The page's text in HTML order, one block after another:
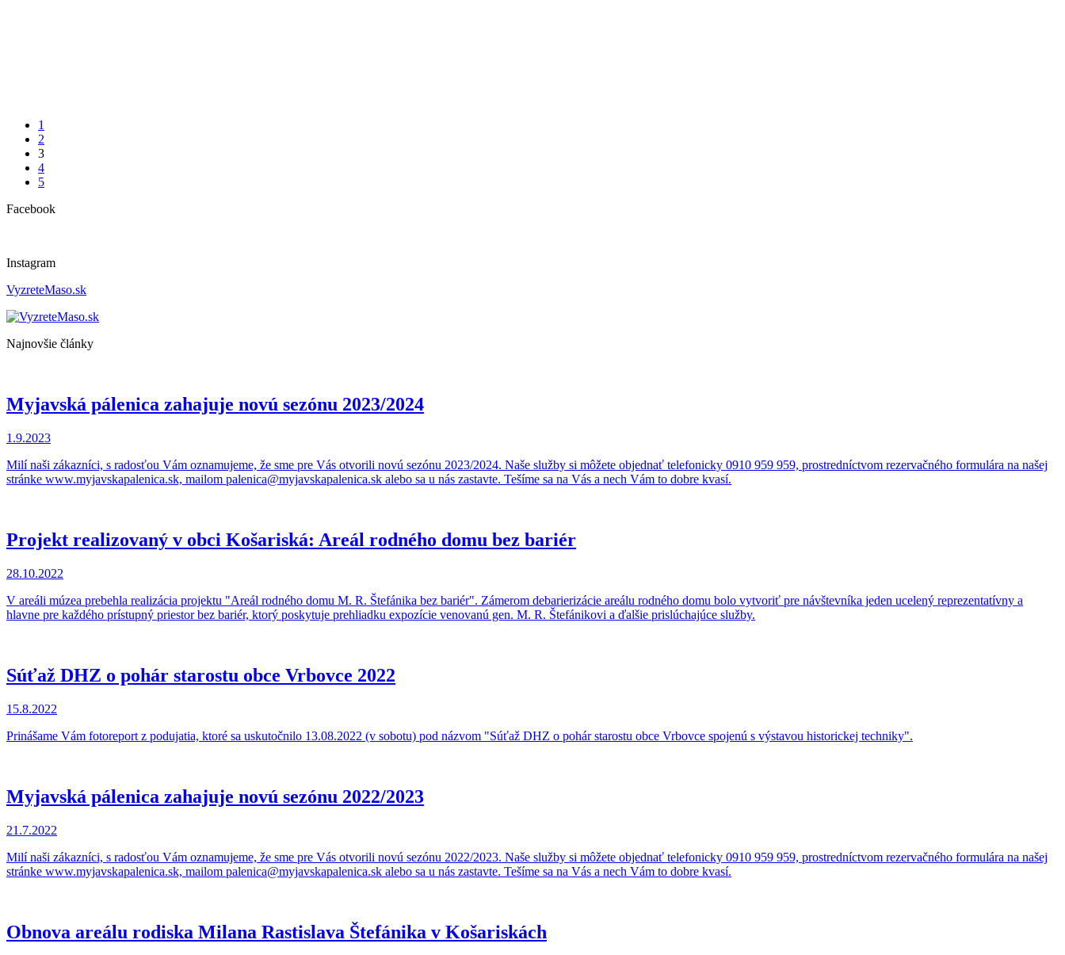
1
2
3
4
5
Facebook
Instagram
VyzreteMaso.sk
Najnovšie články
Myjavská pálenica zahajuje novú sezónu 2023/2024
1.9.2023
Milí naši zákazníci, s radosťou Vám oznamujeme, že sme pre Vás otvorili novú sezónu 2023/2024. Naše služby si môžete objednať telefonicky 0910 959 959, prostredníctvom rezervačného formulára na našej
stránke www.myjavskapalenica.sk, mailom palenica@myjavskapalenica.sk alebo sa u nás zastavte. Tešíme sa na Vás a nech Vám to dobre kvasí.
Projekt realizovaný v obci Košariská: Areál rodného domu bez bariér
28.10.2022
V areáli múzea prebehla realizácia projektu "Areál rodného domu M. R. Štefánika bez bariér". Zámerom debarierizácie areálu rodného domu bolo vytvoriť pre návštevníka jeden ucelený reprezentatívny a
hlavne pre každého prístupný priestor bez bariér, ktorý poskytuje prehliadku expozície venovanú gen. M. R. Štefánikovi a ďalšie prislúchajúce služby.
Súťaž DHZ o pohár starostu obce Vrbovce 2022
15.8.2022
Prinášame Vám fotoreport z podujatia, ktoré sa uskutočnilo 13.08.2022 (v sobotu) pod názvom "Súťaž DHZ o pohár starostu obce Vrbovce spojenú s výstavou historickej techniky".
Myjavská pálenica zahajuje novú sezónu 2022/2023
21.7.2022
Milí naši zákazníci, s radosťou Vám oznamujeme, že sme pre Vás otvorili novú sezónu 2022/2023. Naše služby si môžete objednať telefonicky 0910 959 959, prostredníctvom rezervačného formulára na našej
stránke www.myjavskapalenica.sk, mailom palenica@myjavskapalenica.sk alebo sa u nás zastavte. Tešíme sa na Vás a nech Vám to dobre kvasí.
Obnova areálu rodiska Milana Rastislava Štefánika v Košariskách